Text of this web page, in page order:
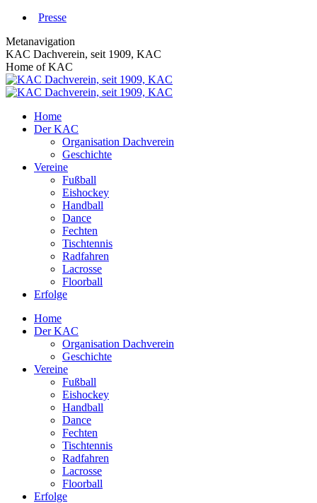
Zum
springen
Presse
Metanavigation
KAC Dachverein, seit 1909, KAC
Home of KAC
Home
Der KAC
Organisation Dachverein
Geschichte
Vereine
Fußball
Eishockey
Handball
Dance
Fechten
Tischtennis
Radfahren
Lacrosse
Floorball
Erfolge
Home
Der KAC
Organisation Dachverein
Geschichte
Vereine
Fußball
Eishockey
Handball
Dance
Fechten
Tischtennis
Radfahren
Lacrosse
Floorball
Erfolge